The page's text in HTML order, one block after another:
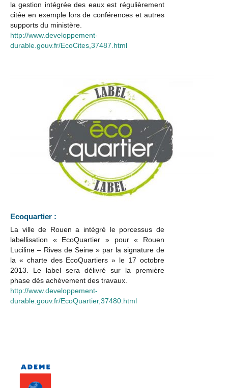
la gestion intégrée des eaux est régulièrement
citée en exemple lors de conférences et autres
supports du ministère.
http://www.developpement-
durable.gouv.fr/EcoCites,37487.html
Ecoquartier :
La ville de Rouen a intégré le porcessus de
labellisation « EcoQuartier » pour « Rouen
Luciline – Rives de Seine » par la signature de
la « charte des EcoQuartiers » le 17 octobre
2013. Le label sera délivré sur la première
phase dès achèvement des travaux.
http://www.developpement-
durable.gouv.fr/EcoQuartier,37480.html